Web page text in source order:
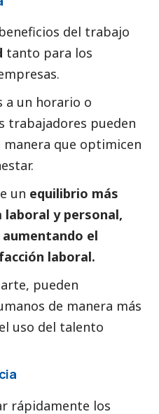
del trabajo
tanto para los
a un horario o
trabajadores pueden
que optimicen
un equilibrio más
laboral y personal,
el
laboral.
pueden
de manera más
uso del talento
rápidamente los